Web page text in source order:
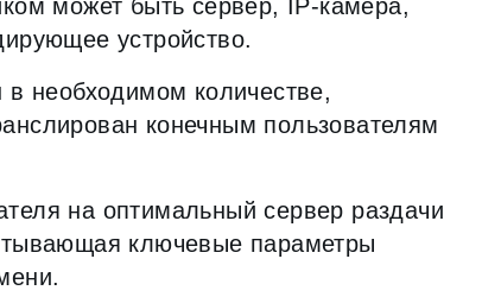
может быть сервер, IP-камера,
устройство.
в необходимом количестве,
конечным пользователям
на оптимальный сервер раздачи
ключевые параметры